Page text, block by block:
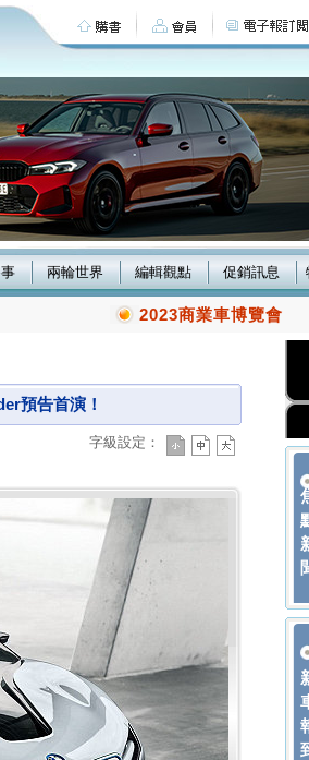
兩輪世界 編輯觀點 促銷訊息
2023商業車博覽會
預告首演！
字級設定：